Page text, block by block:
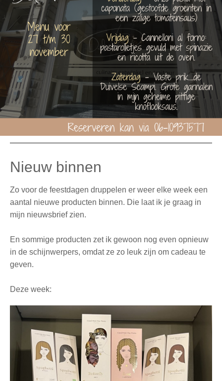
Nieuw binnen
Zo voor de feestdagen druppelen er weer elke week een
aantal nieuwe producten binnen. Die laat ik je graag in
mijn nieuwsbrief zien.
En sommige producten zet ik gewoon nog even opnieuw
in de schijnwerpers, omdat ze zo leuk zijn om cadeau te
geven.
Deze week: